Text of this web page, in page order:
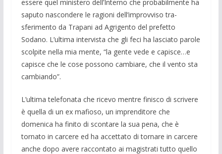
essere quel ministero dell’Interno che probabilmente ha
saputo nascondere le ragioni dell’improvviso tra­
sferimento da Trapani ad Agrigento del prefetto
Sodano. L’ultima intervista che gli feci ha lasciato parole
scolpite nella mia mente, “la gente vede e capisce…e
capisce che le cose possono cambiare, che il vento sta
cambiando”.
L’ultima telefonata che ricevo mentre fi­nisco di scrivere
è quella di un ex mafioso, un imprenditore che
domenica ha finito di scontare la sua pena, che è
tornato in car­cere ed ha accettato di tornare in carcere
anche dopo avere raccontato ai magistrati tutto quello